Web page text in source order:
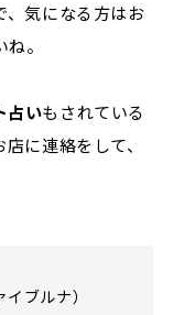
、気になる方はお
。
占いもされている
に連絡をして、
ブルナ）